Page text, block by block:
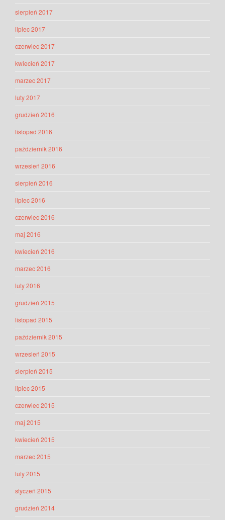
sierpień 2017
lipiec 2017
czerwiec 2017
kwiecień 2017
marzec 2017
luty 2017
grudzień 2016
listopad 2016
październik 2016
wrzesień 2016
sierpień 2016
lipiec 2016
czerwiec 2016
maj 2016
kwiecień 2016
marzec 2016
luty 2016
grudzień 2015
listopad 2015
październik 2015
wrzesień 2015
sierpień 2015
lipiec 2015
czerwiec 2015
maj 2015
kwiecień 2015
marzec 2015
luty 2015
styczeń 2015
grudzień 2014